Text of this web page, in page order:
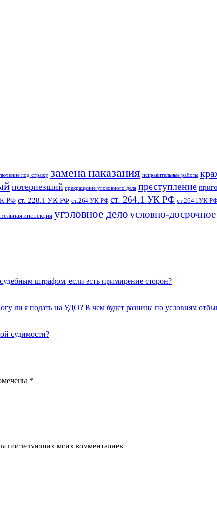
под стражу замена наказания исправительные работы
потерпевший прекращение уголовного дела преступление
РФ ст. 228.1 УК РФ ст.264 УК РФ ст. 264.1 УК РФ ст.264.1УК РФ
инспекция уголовное дело условно-
штрафом, если есть примирение сторон?
ли я подать на УДО? В чем будет разница по условиям
судимости?
*
последующих моих комментариев.